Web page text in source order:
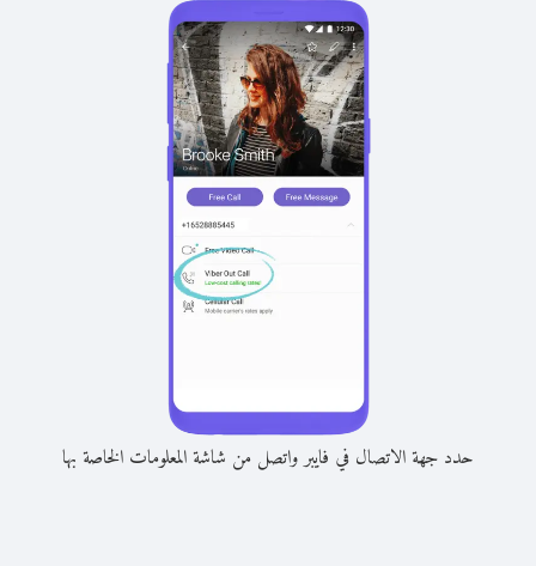
حدد جهة الاتصال في فايبر واتصل من شاشة المعلومات الخاصة بها